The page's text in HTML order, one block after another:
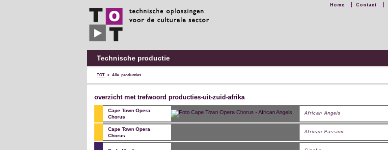
voor
culturele
sector
Home Contact
Technische productie
TOT > Alle producties
overzicht met trefwoord producties-uit-zuid-afrika
Cape Town Opera
Chorus
African Angels
Cape Town Opera
Chorus
African Passion